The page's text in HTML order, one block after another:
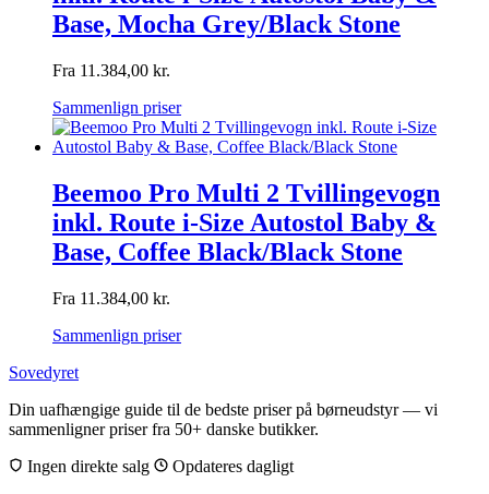
Base, Mocha Grey/Black Stone
Fra 11.384,00 kr.
Sammenlign priser
Beemoo Pro Multi 2 Tvillingevogn
inkl. Route i-Size Autostol Baby &
Base, Coffee Black/Black Stone
Fra 11.384,00 kr.
Sammenlign priser
Sovedyret
Din uafhængige guide til de bedste priser på børneudstyr — vi
sammenligner priser fra 50+ danske butikker.
Ingen direkte salg
Opdateres dagligt